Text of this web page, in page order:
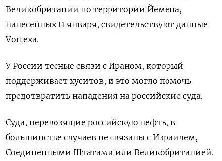
Великобритании по территории Йемена,
нанесенных 11 января, свидетельствуют данные
Vortexa.
У России тесные связи с Ираном, который
поддерживает хуситов, и это могло помочь
предотвратить нападения на российские суда.
Суда, перевозящие российскую нефть, в
большинстве случаев не связаны с Израилем,
Соединенными Штатами или Великобританией.